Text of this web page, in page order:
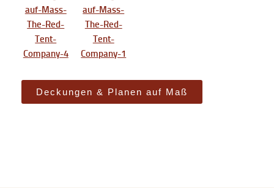
Deckungen & Planen auf Maß